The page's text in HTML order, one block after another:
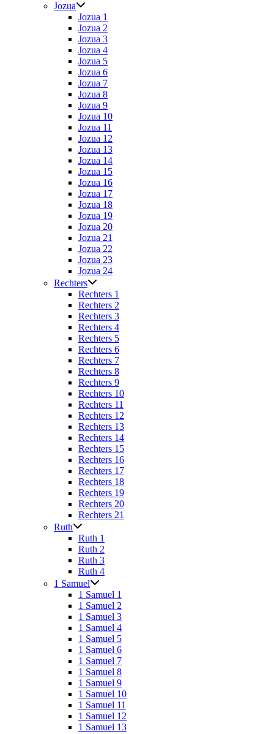
Jozua
Jozua 1
Jozua 2
Jozua 3
Jozua 4
Jozua 5
Jozua 6
Jozua 7
Jozua 8
Jozua 9
Jozua 10
Jozua 11
Jozua 12
Jozua 13
Jozua 14
Jozua 15
Jozua 16
Jozua 17
Jozua 18
Jozua 19
Jozua 20
Jozua 21
Jozua 22
Jozua 23
Jozua 24
Rechters
Rechters 1
Rechters 2
Rechters 3
Rechters 4
Rechters 5
Rechters 6
Rechters 7
Rechters 8
Rechters 9
Rechters 10
Rechters 11
Rechters 12
Rechters 13
Rechters 14
Rechters 15
Rechters 16
Rechters 17
Rechters 18
Rechters 19
Rechters 20
Rechters 21
Ruth
Ruth 1
Ruth 2
Ruth 3
Ruth 4
1 Samuel
1 Samuel 1
1 Samuel 2
1 Samuel 3
1 Samuel 4
1 Samuel 5
1 Samuel 6
1 Samuel 7
1 Samuel 8
1 Samuel 9
1 Samuel 10
1 Samuel 11
1 Samuel 12
1 Samuel 13